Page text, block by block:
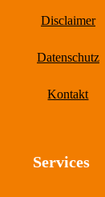
Disclaimer
Datenschutz
Kontakt
Services